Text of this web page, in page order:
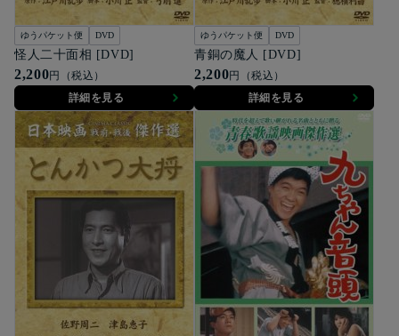
ゆうパケット便 DVD
怪人二十面相 [DVD]
2,200円（税込）
詳細を見る
ゆうパケット便 DVD
青銅の魔人 [DVD]
2,200円（税込）
詳細を見る